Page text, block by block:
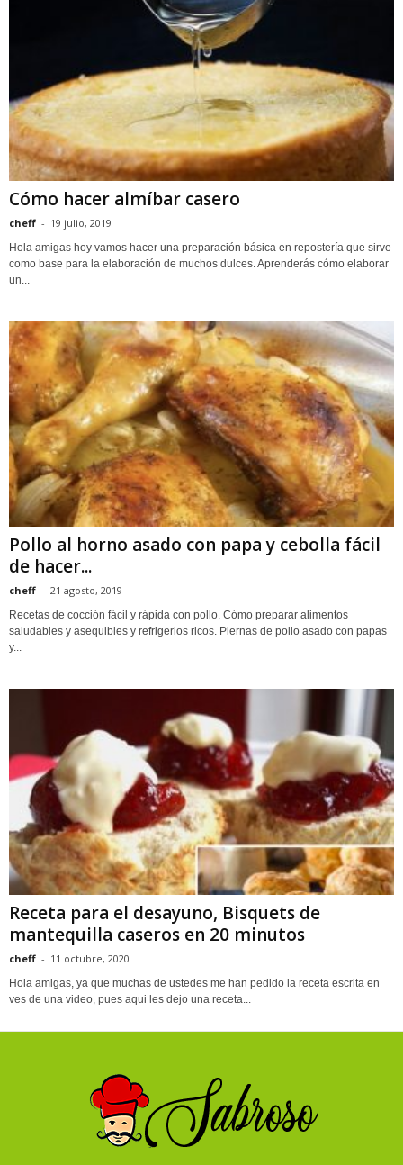
Cómo hacer almíbar casero
cheff - 19 julio, 2019
Hola amigas hoy vamos hacer una preparación básica en repostería que sirve
como base para la elaboración de muchos dulces. Aprenderás cómo elaborar
un...
Pollo al horno asado con papa y cebolla fácil
de hacer...
cheff - 21 agosto, 2019
Recetas de cocción fácil y rápida con pollo. Cómo preparar alimentos
saludables y asequibles y refrigerios ricos. Piernas de pollo asado con papas
y...
Receta para el desayuno, Bisquets de
mantequilla caseros en 20 minutos
cheff - 11 octubre, 2020
Hola amigas, ya que muchas de ustedes me han pedido la receta escrita en
ves de una video, pues aqui les dejo una receta...